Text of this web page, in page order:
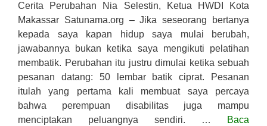
Cerita Perubahan Nia Selestin, Ketua HWDI Kota
Makassar Satunama.org – Jika seseorang bertanya
kepada saya kapan hidup saya mulai berubah,
jawabannya bukan ketika saya mengikuti pelatihan
membatik. Perubahan itu justru dimulai ketika sebuah
pesanan datang: 50 lembar batik ciprat. Pesanan
itulah yang pertama kali membuat saya percaya
bahwa perempuan disabilitas juga mampu
menciptakan peluangnya sendiri. …
Baca